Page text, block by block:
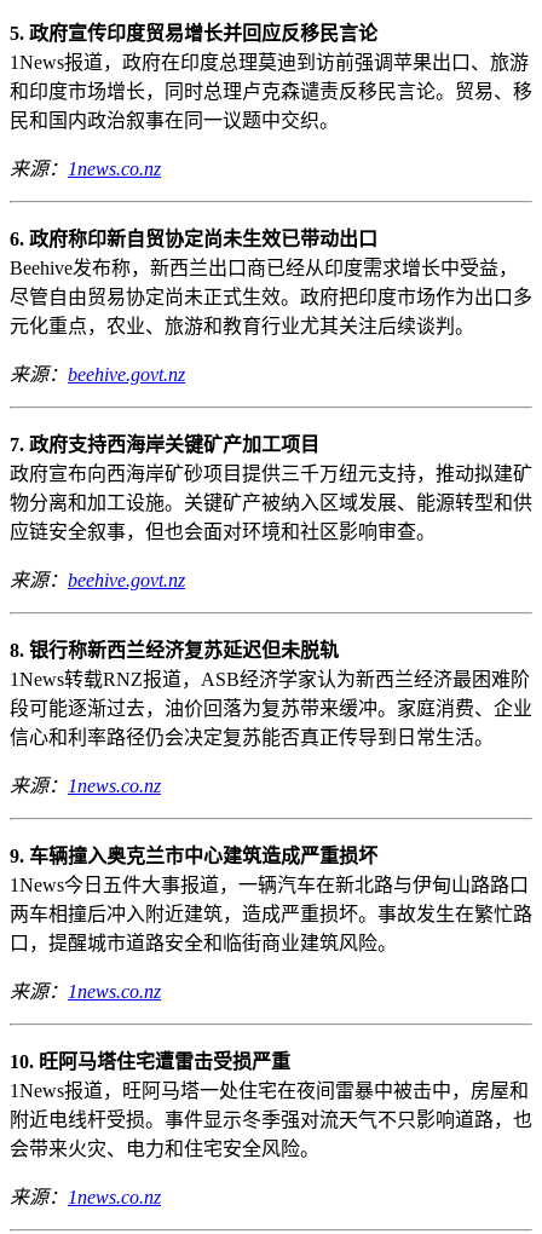
5. 政府宣传印度贸易增长并回应反移民言论
1News报道，政府在印度总理莫迪到访前强调苹果出口、旅游
和印度市场增长，同时总理卢克森谴责反移民言论。贸易、移
民和国内政治叙事在同一议题中交织。
来源： 1news.co.nz
6. 政府称印新自贸协定尚未生效已带动出口
Beehive发布称，新西兰出口商已经从印度需求增长中受益，
尽管自由贸易协定尚未正式生效。政府把印度市场作为出口多
元化重点，农业、旅游和教育行业尤其关注后续谈判。
来源： beehive.govt.nz
7. 政府支持西海岸关键矿产加工项目
政府宣布向西海岸矿砂项目提供三千万纽元支持，推动拟建矿
物分离和加工设施。关键矿产被纳入区域发展、能源转型和供
应链安全叙事，但也会面对环境和社区影响审查。
来源： beehive.govt.nz
8. 银行称新西兰经济复苏延迟但未脱轨
1News转载RNZ报道，ASB经济学家认为新西兰经济最困难阶
段可能逐渐过去，油价回落为复苏带来缓冲。家庭消费、企业
信心和利率路径仍会决定复苏能否真正传导到日常生活。
来源： 1news.co.nz
9. 车辆撞入奥克兰市中心建筑造成严重损坏
1News今日五件大事报道，一辆汽车在新北路与伊甸山路路口
两车相撞后冲入附近建筑，造成严重损坏。事故发生在繁忙路
口，提醒城市道路安全和临街商业建筑风险。
来源： 1news.co.nz
10. 旺阿马塔住宅遭雷击受损严重
1News报道，旺阿马塔一处住宅在夜间雷暴中被击中，房屋和
附近电线杆受损。事件显示冬季强对流天气不只影响道路，也
会带来火灾、电力和住宅安全风险。
来源： 1news.co.nz